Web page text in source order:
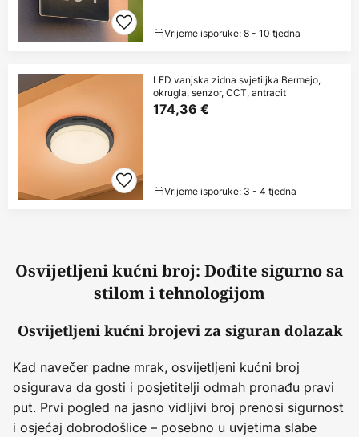
Vrijeme isporuke: 8 - 10 tjedna
LED vanjska zidna svjetiljka Bermejo,
okrugla, senzor, CCT, antracit
174,36 €
Vrijeme isporuke: 3 - 4 tjedna
Osvijetljeni kućni broj: Dođite sigurno sa
stilom i tehnologijom
Osvijetljeni kućni brojevi za siguran dolazak
Kad navečer padne mrak, osvijetljeni kućni broj
osigurava da gosti i posjetitelji odmah pronađu pravi
put. Prvi pogled na jasno vidljivi broj prenosi sigurnost
i osjećaj dobrodošlice – posebno u uvjetima slabe